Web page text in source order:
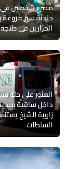
مصرع شخصين في
حادثة سير
الحرارين في طنجة
العثور على جثة
داخل ساقية
زاوية الشيخ
السلطات